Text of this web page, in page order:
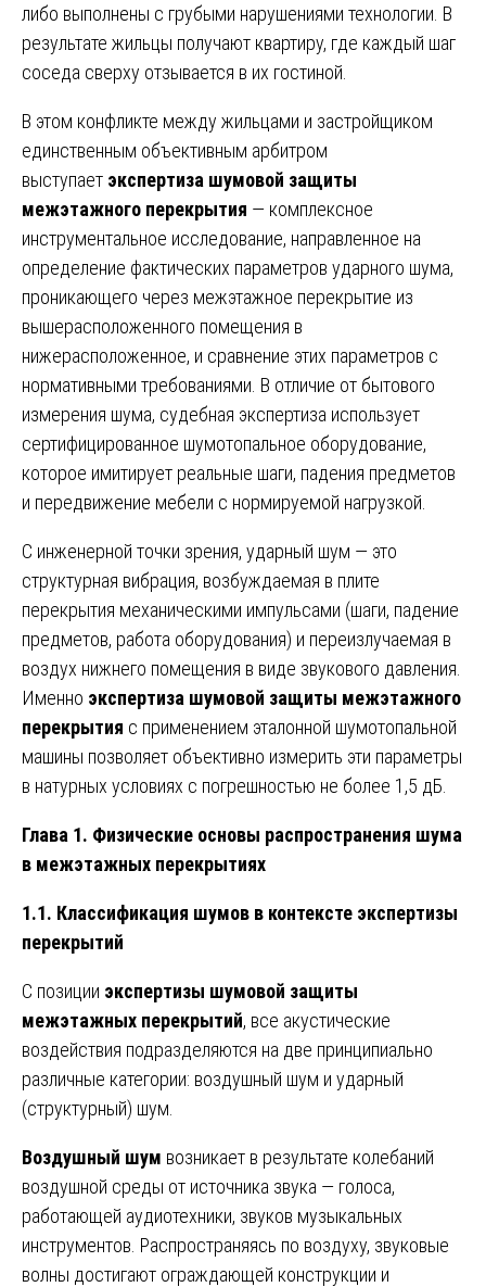
либо выполнены с грубыми нарушениями технологии. В
результате жильцы получают квартиру, где каждый шаг
соседа сверху отзывается в их гостиной.
В этом конфликте между жильцами и застройщиком
единственным объективным арбитром
выступает экспертиза шумовой защиты
межэтажного перекрытия — комплексное
инструментальное исследование, направленное на
определение фактических параметров ударного шума,
проникающего через межэтажное перекрытие из
вышерасположенного помещения в
нижерасположенное, и сравнение этих параметров с
нормативными требованиями. В отличие от бытового
измерения шума, судебная экспертиза использует
сертифицированное шумотопальное оборудование,
которое имитирует реальные шаги, падения предметов
и передвижение мебели с нормируемой нагрузкой.
С инженерной точки зрения, ударный шум — это
структурная вибрация, возбуждаемая в плите
перекрытия механическими импульсами (шаги, падение
предметов, работа оборудования) и переизлучаемая в
воздух нижнего помещения в виде звукового давления.
Именно экспертиза шумовой защиты межэтажного
перекрытия с применением эталонной шумотопальной
машины позволяет объективно измерить эти параметры
в натурных условиях с погрешностью не более 1,5 дБ.
Глава 1. Физические основы распространения шума
в межэтажных перекрытиях
1.1. Классификация шумов в контексте экспертизы
перекрытий
С позиции экспертизы шумовой защиты
межэтажных перекрытий, все акустические
воздействия подразделяются на две принципиально
различные категории: воздушный шум и ударный
(структурный) шум.
Воздушный шум возникает в результате колебаний
воздушной среды от источника звука — голоса,
работающей аудиотехники, звуков музыкальных
инструментов. Распространяясь по воздуху, звуковые
волны достигают ограждающей конструкции и